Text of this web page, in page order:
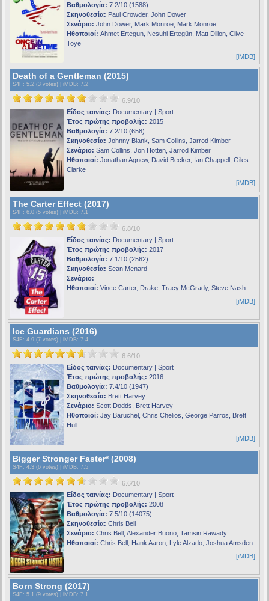
Βαθμολογία: 7.2/10 (1588)
Σκηνοθεσία: Paul Crowder, John Dower
Σενάριο: John Dower, Mark Monroe, Mark Monroe
Ηθοποιοί: Ahmet Ertegun, Nesuhi Ertegün, Matt Dillon, Clive
Toye
[iMDB]
Death of a Gentleman (2015)
S4F : 5.2 (3 votes) | iMDB: 7.2
6.9/10
Είδος ταινίας: Documentary | Sport
Έτος πρώτης προβολής: 2015
Βαθμολογία: 7.2/10 (658)
Σκηνοθεσία: Johnny Blank, Sam Collins, Jarrod Kimber
Σενάριο: Sam Collins, Jon Hotten, Jarrod Kimber
Ηθοποιοί: Jonathan Agnew, David Becker, Ian Chappell, Giles
Clarke
[iMDB]
The Carter Effect (2017)
S4F : 6.0 (5 votes) | iMDB: 7.1
6.8/10
Είδος ταινίας: Documentary | Sport
Έτος πρώτης προβολής: 2017
Βαθμολογία: 7.1/10 (2562)
Σκηνοθεσία: Sean Menard
Σενάριο:
Ηθοποιοί: Vince Carter, Drake, Tracy McGrady, Steve Nash
[iMDB]
Ice Guardians (2016)
S4F : 4.9 (7 votes) | iMDB: 7.4
6.6/10
Είδος ταινίας: Documentary | Sport
Έτος πρώτης προβολής: 2016
Βαθμολογία: 7.4/10 (1947)
Σκηνοθεσία: Brett Harvey
Σενάριο: Scott Dodds, Brett Harvey
Ηθοποιοί: Jay Baruchel, Chris Chelios, George Parros, Brett
Hull
[iMDB]
Bigger Stronger Faster* (2008)
S4F : 4.3 (6 votes) | iMDB: 7.5
6.6/10
Είδος ταινίας: Documentary | Sport
Έτος πρώτης προβολής: 2008
Βαθμολογία: 7.5/10 (14075)
Σκηνοθεσία: Chris Bell
Σενάριο: Chris Bell, Alexander Buono, Tamsin Rawady
Ηθοποιοί: Chris Bell, Hank Aaron, Lyle Alzado, Joshua Amsden
[iMDB]
Born Strong (2017)
S4F : 5.1 (9 votes) | iMDB: 7.1